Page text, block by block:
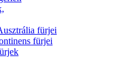
fürjei
fürjei